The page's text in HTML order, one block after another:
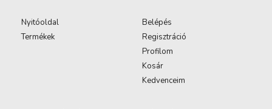
Nyitóoldal
Termékek
Belépés
Regisztráció
Profilom
Kosár
Kedvenceim